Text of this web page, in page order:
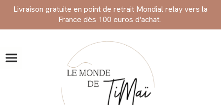
Livraison gratuite en point de retrait Mondial relay vers la
France dès 100 euros d'achat.